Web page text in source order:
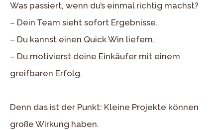
Was passiert, wenn du’s einmal richtig machst?
– Dein Team sieht sofort Ergebnisse.
– Du kannst einen Quick Win liefern.
– Du motivierst deine Einkäufer mit einem
greifbaren Erfolg.
Denn das ist der Punkt: Kleine Projekte können
große Wirkung haben.